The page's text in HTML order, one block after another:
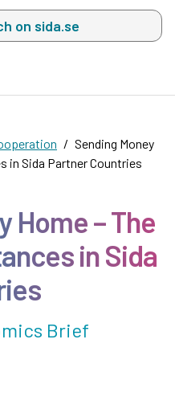
a list with search
Sending Money
in Sida Partner Countries
Home – The
in Sida
Brief